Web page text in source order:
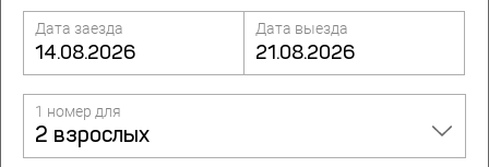
Собственный пляж
Дата заезда Дата выезда
1 номер для
2 взрослых